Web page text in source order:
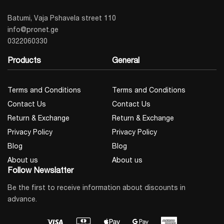
Batumi, Vaja Pshavela street 110
info@pronet.ge
0322060330
Products
Terms and Conditions
Contact Us
Return & Exchange
Privacy Policy
Blog
About us
General
Terms and Conditions
Contact Us
Return & Exchange
Privacy Policy
Blog
About us
Follow Newslatter
Be the first to receive information about discounts in
advance.